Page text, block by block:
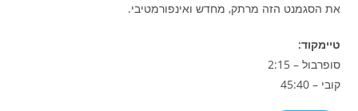
את הסגמנט הזה מרתק, מחדש ואינפורמטיבי.
טיימקוד:
סופרבול – 2:15
קובי – 45:40